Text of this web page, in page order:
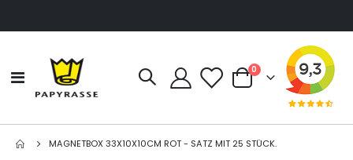
Navigation
umschalten
Cart
0Artikel
MAGNETBOX 33X10X10CM ROT - SATZ MIT 25 STÜCK.